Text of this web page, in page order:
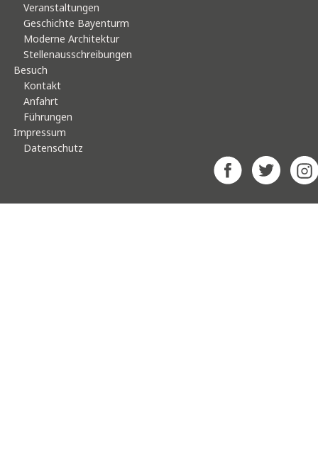
Veranstaltungen
Geschichte Bayenturm
Moderne Architektur
Stellenausschreibungen
Besuch
Kontakt
Anfahrt
Führungen
Impressum
Datenschutz